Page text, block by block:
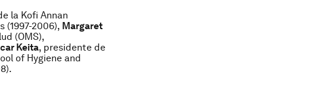
la Kofi Annan
(1997-2006), Margaret
(OMS),
Keita, presidente de
of Hygiene and